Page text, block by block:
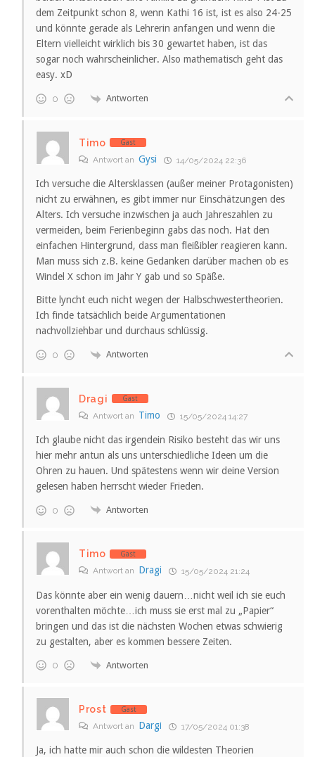
dem Zeitpunkt schon 8, wenn Kathi 16 ist, ist es also 24-25
und könnte gerade als Lehrerin anfangen und wenn die
Eltern vielleicht wirklich bis 30 gewartet haben, ist das
sogar noch wahrscheinlicher. Also mathematisch geht das
easy. xD
0 Antworten
Timo Gast
Antwort an Gysi 14/05/2024 22:36
Ich versuche die Altersklassen (außer meiner Protagonisten)
nicht zu erwähnen, es gibt immer nur Einschätzungen des
Alters. Ich versuche inzwischen ja auch Jahreszahlen zu
vermeiden, beim Ferienbeginn gabs das noch. Hat den
einfachen Hintergrund, dass man fleißibler reagieren kann.
Man muss sich z.B. keine Gedanken darüber machen ob es
Windel X schon im Jahr Y gab und so Späße.
Bitte lyncht euch nicht wegen der Halbschwestertheorien.
Ich finde tatsächlich beide Argumentationen
nachvollziehbar und durchaus schlüssig.
0 Antworten
Dragi Gast
Antwort an Timo 15/05/2024 14:27
Ich glaube nicht das irgendein Risiko besteht das wir uns
hier mehr antun als uns unterschiedliche Ideen um die
Ohren zu hauen. Und spätestens wenn wir deine Version
gelesen haben herrscht wieder Frieden.
0 Antworten
Timo Gast
Antwort an Dragi 15/05/2024 21:24
Das könnte aber ein wenig dauern…nicht weil ich sie euch
vorenthalten möchte…ich muss sie erst mal zu „Papier“
bringen und das ist die nächsten Wochen etwas schwierig
zu gestalten, aber es kommen bessere Zeiten.
0 Antworten
Prost Gast
Antwort an Dargi 17/05/2024 01:38
Ja, ich hatte mir auch schon die wildesten Theorien